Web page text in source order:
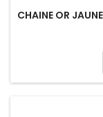
CHAINE OR